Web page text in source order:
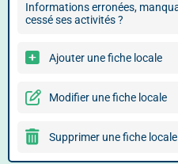
Informations erronées,
cessé ses activités ?
Ajouter une fiche locale
Modifier une fiche locale
Supprimer une fiche locale